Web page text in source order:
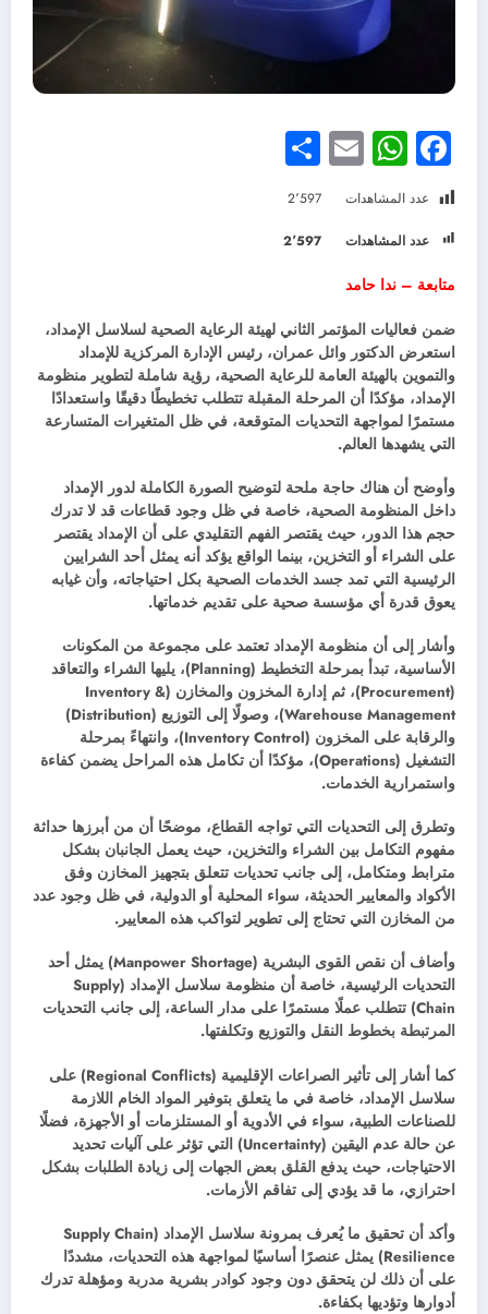
Facebook
WhatsApp
Email
عدد المشاهدات 2٬597
عدد المشاهدات 2٬597
متابعة – ندا حامد
ضمن فعاليات المؤتمر الثاني لهيئة الرعاية الصحية لسلاسل الإمداد،
استعرض الدكتور وائل عمران، رئيس الإدارة المركزية للإمداد
والتموين بالهيئة العامة للرعاية الصحية، رؤية شاملة لتطوير منظومة
الإمداد، مؤكدًا أن المرحلة المقبلة تتطلب تخطيطًا دقيقًا واستعدادًا
مستمرًا لمواجهة التحديات المتوقعة، في ظل المتغيرات المتسارعة
التي يشهدها العالم.
وأوضح أن هناك حاجة ملحة لتوضيح الصورة الكاملة لدور الإمداد
داخل المنظومة الصحية، خاصة في ظل وجود قطاعات قد لا تدرك
حجم هذا الدور، حيث يقتصر الفهم التقليدي على أن الإمداد يقتصر
على الشراء أو التخزين، بينما الواقع يؤكد أنه يمثل أحد الشرايين
الرئيسية التي تمد جسد الخدمات الصحية بكل احتياجاته، وأن غيابه
يعوق قدرة أي مؤسسة صحية على تقديم خدماتها.
وأشار إلى أن منظومة الإمداد تعتمد على مجموعة من المكونات
الأساسية، تبدأ بمرحلة التخطيط (Planning)، يليها الشراء والتعاقد
(Procurement)، ثم إدارة المخزون والمخازن (Inventory &
Warehouse Management)، وصولًا إلى التوزيع (Distribution)
والرقابة على المخزون (Inventory Control)، وانتهاءً بمرحلة
التشغيل (Operations)، مؤكدًا أن تكامل هذه المراحل يضمن كفاءة
واستمرارية الخدمات.
وتطرق إلى التحديات التي تواجه القطاع، موضحًا أن من أبرزها حداثة
مفهوم التكامل بين الشراء والتخزين، حيث يعمل الجانبان بشكل
مترابط ومتكامل، إلى جانب تحديات تتعلق بتجهيز المخازن وفق
الأكواد والمعايير الحديثة، سواء المحلية أو الدولية، في ظل وجود عدد
من المخازن التي تحتاج إلى تطوير لتواكب هذه المعايير.
وأضاف أن نقص القوى البشرية (Manpower Shortage) يمثل أحد
التحديات الرئيسية، خاصة أن منظومة سلاسل الإمداد (Supply
Chain) تتطلب عملًا مستمرًا على مدار الساعة، إلى جانب التحديات
المرتبطة بخطوط النقل والتوزيع وتكلفتها.
كما أشار إلى تأثير الصراعات الإقليمية (Regional Conflicts) على
سلاسل الإمداد، خاصة في ما يتعلق بتوفير المواد الخام اللازمة
للصناعات الطبية، سواء في الأدوية أو المستلزمات أو الأجهزة، فضلًا
عن حالة عدم اليقين (Uncertainty) التي تؤثر على آليات تحديد
الاحتياجات، حيث يدفع القلق بعض الجهات إلى زيادة الطلبات بشكل
احترازي، ما قد يؤدي إلى تفاقم الأزمات.
وأكد أن تحقيق ما يُعرف بمرونة سلاسل الإمداد (Supply Chain
Resilience) يمثل عنصرًا أساسيًا لمواجهة هذه التحديات، مشددًا
على أن ذلك لن يتحقق دون وجود كوادر بشرية مدربة ومؤهلة تدرك
أدوارها وتؤديها بكفاءة.